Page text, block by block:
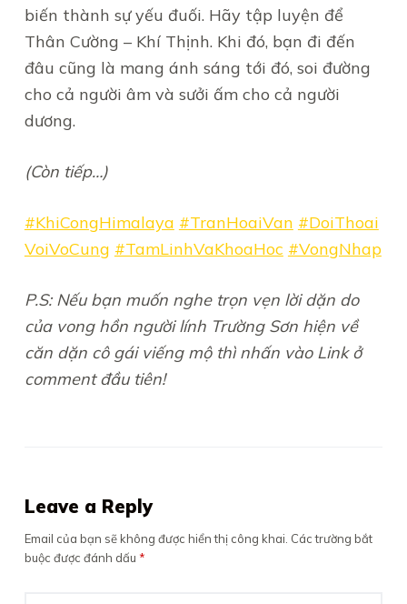
biến thành sự yếu đuối. Hãy tập luyện để
Thân Cường – Khí Thịnh. Khi đó, bạn đi đến
đâu cũng là mang ánh sáng tới đó, soi đường
cho cả người âm và sưởi ấm cho cả người
dương.
(Còn tiếp…)
#KhiCongHimalaya #TranHoaiVan #DoiThoai
VoiVoCung #TamLinhVaKhoaHoc #VongNhap
P.S: Nếu bạn muốn nghe trọn vẹn lời dặn do
của vong hồn người lính Trường Sơn hiện về
căn dặn cô gái viếng mộ thì nhấn vào Link ở
comment đầu tiên!
Leave a Reply
Email của bạn sẽ không được hiển thị công khai. Các trường bắt
buộc được đánh dấu *